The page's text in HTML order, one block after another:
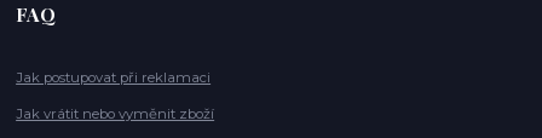
FAQ
Jak postupovat při reklamaci
Jak vrátit nebo vyměnit zboží